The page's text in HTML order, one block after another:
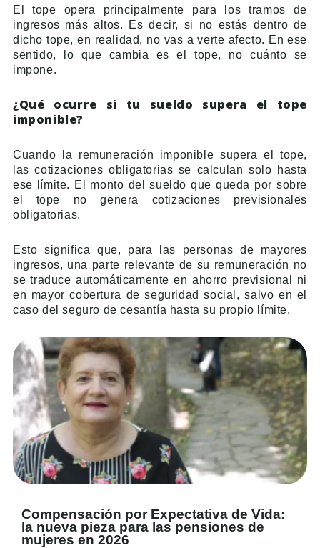
El tope opera principalmente para los tramos de
ingresos más altos. Es decir, si no estás dentro de
dicho tope, en realidad, no vas a verte afecto. En ese
sentido, lo que cambia es el tope, no cuánto se
impone.
¿Qué ocurre si tu sueldo supera el tope
imponible?
Cuando la remuneración imponible supera el tope,
las cotizaciones obligatorias se calculan solo hasta
ese límite. El monto del sueldo que queda por sobre
el tope no genera cotizaciones previsionales
obligatorias.
Esto significa que, para las personas de mayores
ingresos, una parte relevante de su remuneración no
se traduce automáticamente en ahorro previsional ni
en mayor cobertura de seguridad social, salvo en el
caso del seguro de cesantía hasta su propio límite.
Compensación por Expectativa de Vida:
la nueva pieza para las pensiones de
mujeres en 2026